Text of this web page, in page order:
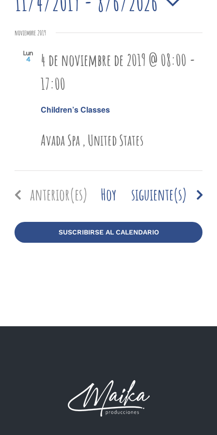
de
vistas
de
Selecciona
la
fecha.
noviembre 2019
Lun
4
Children’s Classes
4 de noviembre de 2019 @ 08:00 -
17:00
Avada Spa , United States
Eventos
anterior(es) Hoy Eventos
siguiente(s)
SUSCRIBIRSE AL CALENDARIO